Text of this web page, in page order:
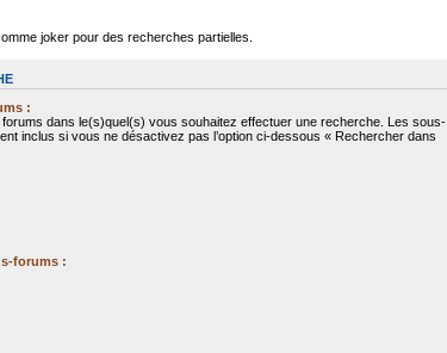
joker pour des recherches partielles.
:
dans le(s)quel(s) vous souhaitez effectuer une recherche. Les sous-
inclus si vous ne désactivez pas l’option ci-dessous « Rechercher dans
forums :